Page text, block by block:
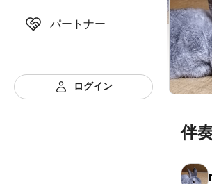
パートナー
ログイン
伴